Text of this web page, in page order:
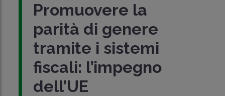
Promuovere la
parità di genere
tramite i sistemi
fiscali: l’impegno
dell’UE